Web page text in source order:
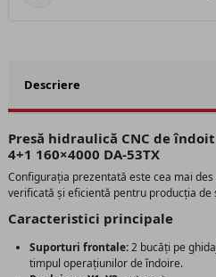
Descriere
Presă hidraulică CNC de îndoit
4+1 160×4000 DA-53TX
Configurația prezentată este cea mai
verificată și eficientă pentru producția de
Caracteristici principale
Suporturi frontale:2 bucăți pe
timpul operațiunilor de îndoire.